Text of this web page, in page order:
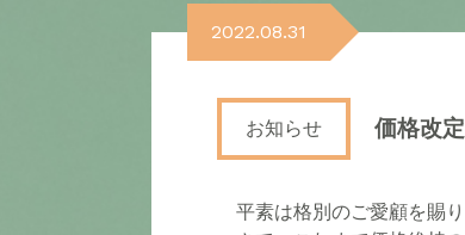
2022.08.31
お知らせ 価格改
平素は格別のご愛顧を賜り